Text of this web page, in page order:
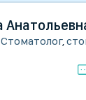
Стоматолог,